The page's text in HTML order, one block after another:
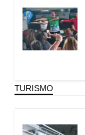
TURISMO